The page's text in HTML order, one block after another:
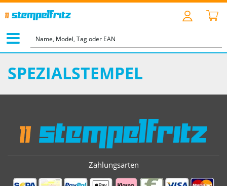
SPEZIALSTEMPEL
Zahlungsarten